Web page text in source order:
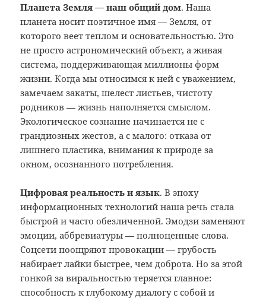
Планета Земля — наш общий дом. Наша
планета носит поэтичное имя — Земля, от
которого веет теплом и основательностью. Это
не просто астрономический объект, а живая
система, поддерживающая миллионы форм
жизни. Когда мы относимся к ней с уважением,
замечаем закаты, шелест листьев, чистоту
родников — жизнь наполняется смыслом.
Экологическое сознание начинается не с
грандиозных жестов, а с малого: отказа от
лишнего пластика, внимания к природе за
окном, осознанного потребления.
Цифровая реальность и язык. В эпоху
информационных технологий наша речь стала
быстрой и часто обезличенной. Эмодзи заменяют
эмоции, аббревиатуры — полноценные слова.
Соцсети поощряют провокации — грубость
набирает лайки быстрее, чем доброта. Но за этой
гонкой за виральностью теряется главное:
способность к глубокому диалогу с собой и